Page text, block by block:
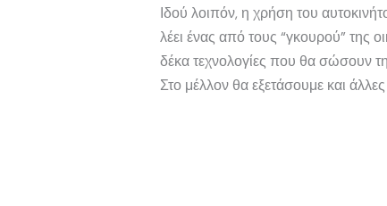
Ιδού λοιπόν, η χρήση του
λέει ένας από τους “γκουρού” της
δέκα τεχνολογίες που θα σώσουν
Στο μέλλον θα εξετάσουμε και